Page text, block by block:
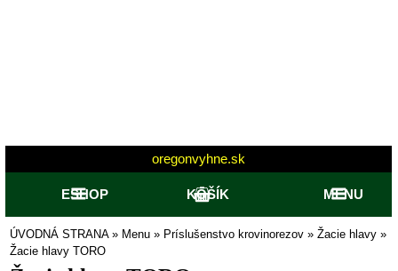
oregonvyhne.sk
ESHOP KOŠÍK MENU
ÚVODNÁ STRANA» Menu » Príslušenstvo krovinorezov » Žacie hlavy »
Žacie hlavy TORO